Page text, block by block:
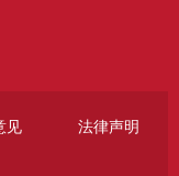
见 法律声明